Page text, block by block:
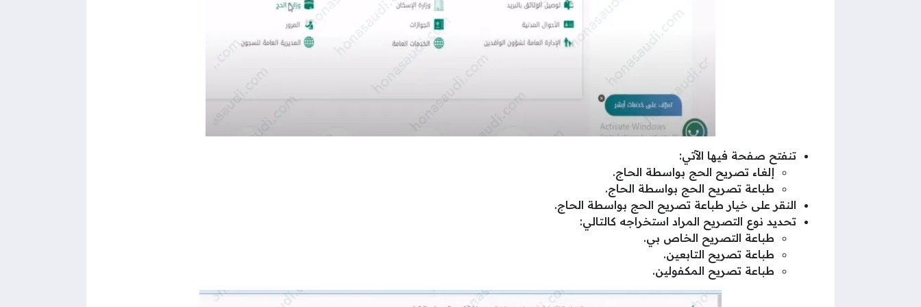
تنفتح صفحة فيها الآتي:
إلغاء تصريح الحج بواسطة الحاج.
طباعة تصريح الحج بواسطة الحاج.
النقر على خيار طباعة تصريح الحج بواسطة الحاج.
تحديد نوع التصريح المراد استخراجه كالتالي:
طباعة التصريح الخاص بي.
طباعة تصريح التابعين.
طباعة تصريح المكفولين.